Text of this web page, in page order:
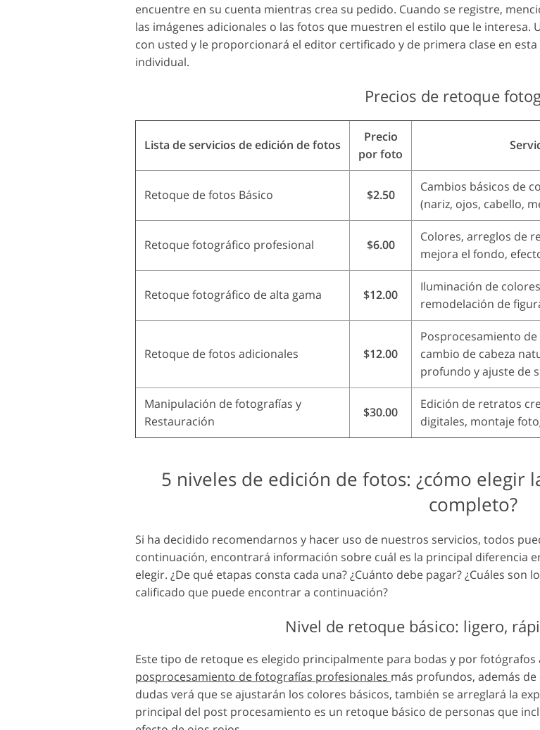
encuentre en su cuenta mientras crea su pedido. Cuando se registre,
las imágenes adicionales o las fotos que muestren el estilo que le
con usted y le proporcionará el editor certificado y de primera clase en
individual.
Precios de retoque
Lista de servicios de edición de fotos
Precio
por foto
Retoque de fotos Básico $2.50
Cambios básicos de
(nariz, ojos, cabello,
Retoque fotográfico profesional $6.00
Colores, arreglos de
mejora el fondo,
Retoque fotográfico de alta gama $12.00
Iluminación de
remodelación de
Retoque de fotos adicionales $12.00
Posprocesamiento
cambio de cabeza
profundo y ajuste de
Manipulación de fotografías y
Restauración
$30.00
Edición de retratos
digitales, montaje
5 niveles de edición de fotos: ¿cómo elegir
completo?
Si ha decidido recomendarnos y hacer uso de nuestros servicios, todos
continuación, encontrará información sobre cuál es la principal diferencia
elegir. ¿De qué etapas consta cada una? ¿Cuánto debe pagar? ¿Cuáles
calificado que puede encontrar a continuación?
Nivel de retoque básico: ligero,
Este tipo de retoque es elegido principalmente para bodas y por
posprocesamiento de fotografías profesionales más profundos, además de
dudas verá que se ajustarán los colores básicos, también se arreglará la
principal del post procesamiento es un retoque básico de personas que